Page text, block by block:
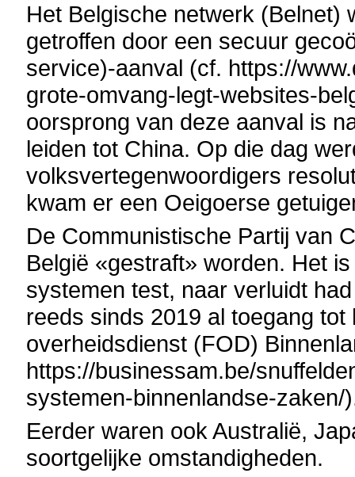
Het Belgische netwerk (Belnet)
getroffen door een secuur
service)-aanval (cf. https://
grote-omvang-legt-websites-
oorsprong van deze aanval is
leiden tot China. Op die dag
volksvertegenwoordigers
kwam er een Oeigoerse
De Communistische Partij van
België «gestraft» worden. Het
systemen test, naar verluidt
reeds sinds 2019 al toegang
overheidsdienst (FOD)
https://businessam.be/
systemen-binnenlandse-zaken/
Eerder waren ook Australië,
soortgelijke omstandigheden.